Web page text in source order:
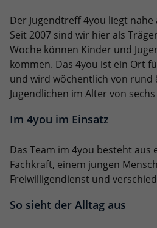
Der Jugendtreff 4you liegt nahe
Seit 2007 sind wir hier als
Woche können Kinder und
kommen. Das 4you ist ein Ort
und wird wöchentlich von rund
Jugendlichen im Alter von
Im 4you im Einsatz
Das Team im 4you besteht
Fachkraft, einem jungen
Freiwilligendienst und
So sieht der Alltag aus